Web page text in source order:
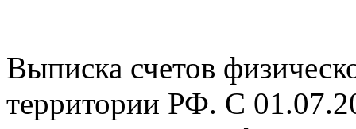
Выписка счетов
территории РФ. С